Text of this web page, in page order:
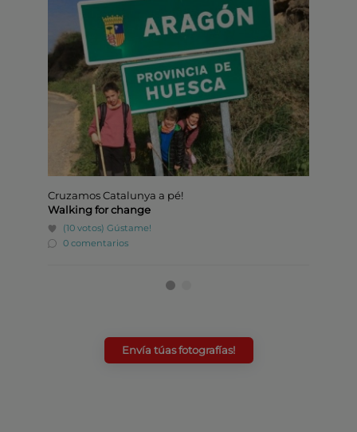
Cruzamos Catalunya a pé!
Walking for change
(10 votos) Gústame!
0 comentarios
Envía túas fotografías!